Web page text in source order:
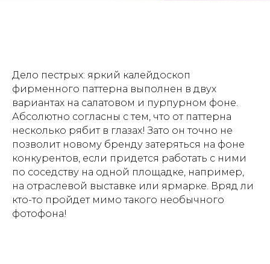
Дело пестрых: яркий калейдоскоп
фирменного паттерна выполнен в двух
вариантах на салатовом и пурпурном фоне.
Абсолютно согласны с тем, что от паттерна
несколько рябит в глазах! Зато он точно не
позволит новому бренду затеряться на фоне
конкурентов, если придется работать с ними
по соседству на одной площадке, например,
на отраслевой выставке или ярмарке. Вряд ли
кто-то пройдет мимо такого необычного
фотофона!